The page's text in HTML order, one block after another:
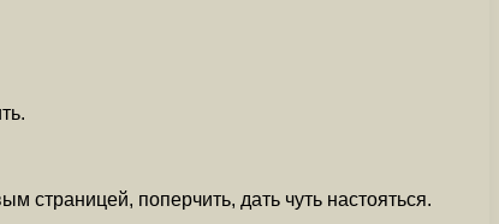
страницей, поперчить, дать чуть настояться.